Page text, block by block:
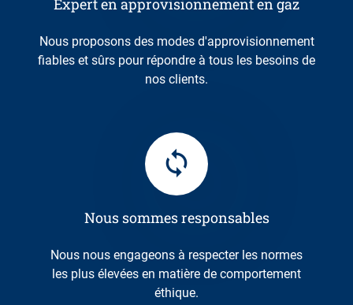
Nous proposons des modes d'approvisionnement
fiables et sûrs pour répondre à tous les besoins de
nos clients.
Nous sommes responsables
Nous nous engageons à respecter les normes
les plus élevées en matière de comportement
éthique.